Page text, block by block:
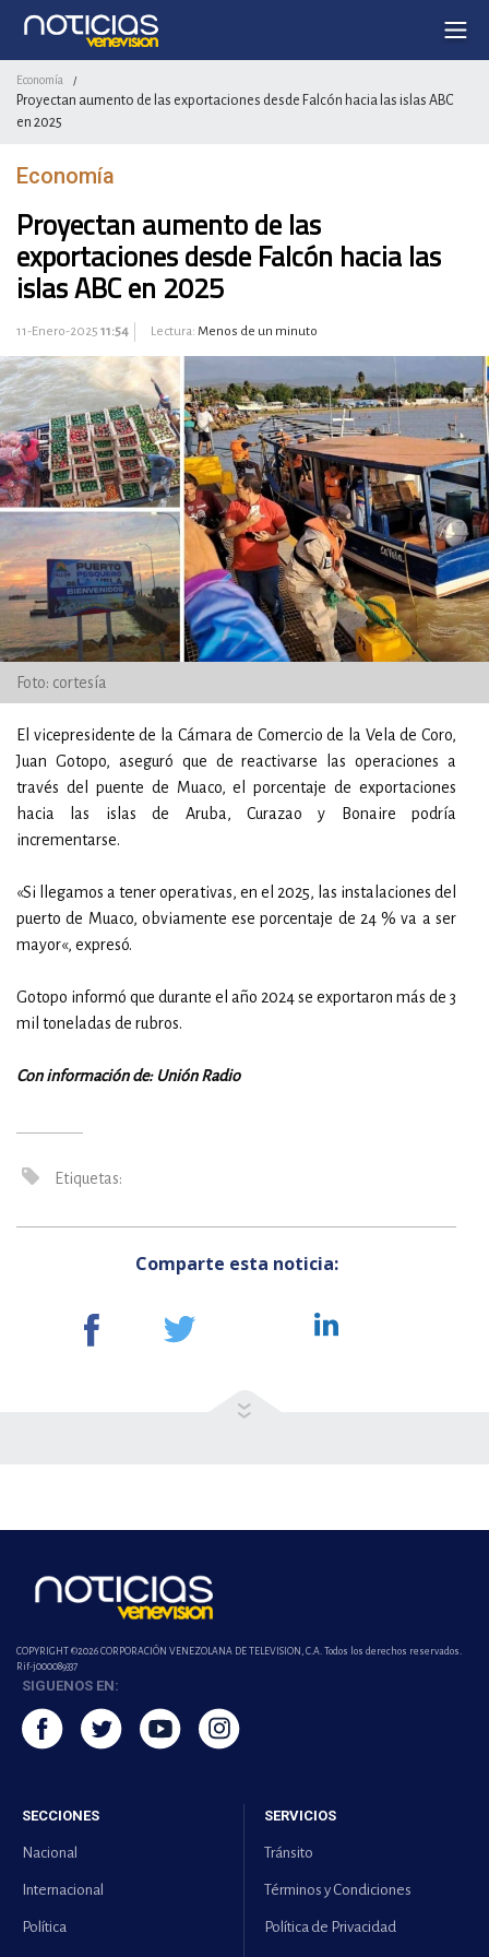
Economía /
Proyectan aumento de las exportaciones desde Falcón hacia las islas ABC
en 2025
Economía
Proyectan aumento de las
exportaciones desde Falcón hacia las
islas ABC en 2025
11-Enero-2025 11:54 Lectura: Menos de un minuto
Foto: cortesía
El vicepresidente de la Cámara de Comercio de la Vela de Coro,
Juan Gotopo, aseguró que de reactivarse las operaciones a
través del puente de Muaco, el porcentaje de exportaciones
hacia las islas de Aruba, Curazao y Bonaire podría
incrementarse.
«Si llegamos a tener operativas, en el 2025, las instalaciones del
puerto de Muaco, obviamente ese porcentaje de 24 % va a ser
mayor«, expresó.
Gotopo informó que durante el año 2024 se exportaron más de 3
mil toneladas de rubros.
Con información de: Unión Radio
Etiquetas:
Comparte esta noticia:
COPYRIGHT ©2026 CORPORACIÓN VENEZOLANA DE TELEVISION, C.A. Todos los derechos reservados.
Rif-j000089337
SIGUENOS EN:
SECCIONES
Nacional
Internacional
Política
SERVICIOS
Tránsito
Términos y Condiciones
Política de Privacidad